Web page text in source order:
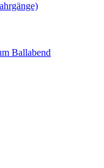
Ballabend